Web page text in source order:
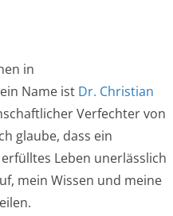
in
Name ist Dr. Christian
Verfechter von
glaube, dass ein
Leben unerlässlich
mein Wissen und meine